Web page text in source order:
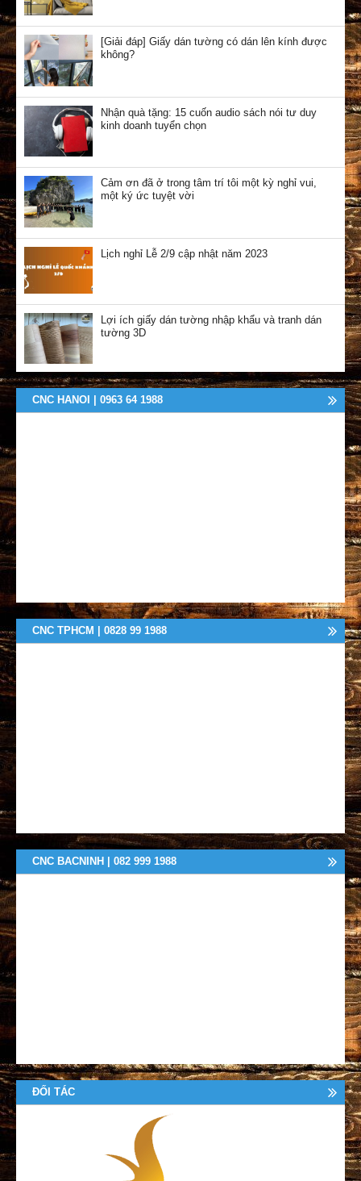
[Giải đáp] Giấy dán tường có dán lên kính được
không?
Nhận quà tặng: 15 cuốn audio sách nói tư duy
kinh doanh tuyển chọn
Cảm ơn đã ở trong tâm trí tôi một kỳ nghỉ vui,
một ký ức tuyệt vời
Lịch nghỉ Lễ 2/9 cập nhật năm 2023
Lợi ích giấy dán tường nhập khẩu và tranh dán
tường 3D
CNC HANOI | 0963 64 1988
CNC TPHCM | 0828 99 1988
CNC BACNINH | 082 999 1988
ĐỐI TÁC